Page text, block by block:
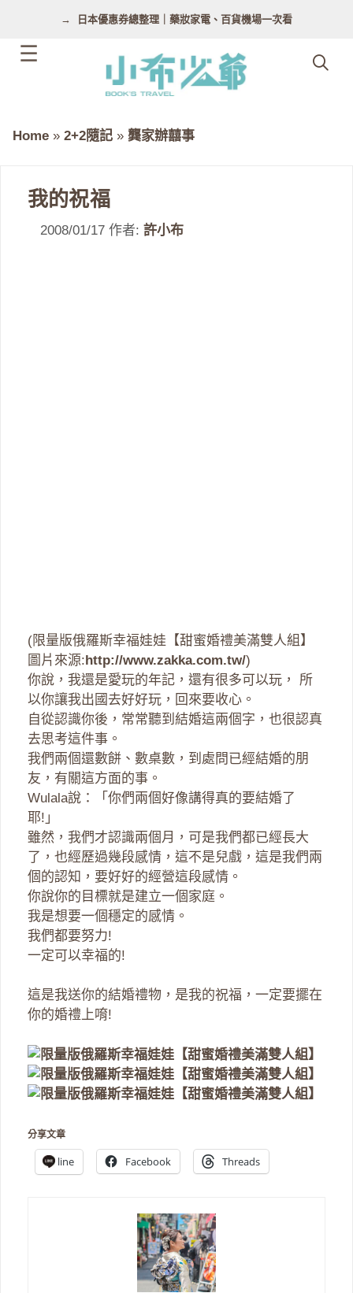
日本優惠券總整理｜藥妝家電、百貨機場一次看
Home » 2+2隨記 » 龔家辦囍事
我的祝福
2008/01/17 作者: 許小布
(限量版俄羅斯幸福娃娃【甜蜜婚禮美滿雙人組】
圖片來源:http://www.zakka.com.tw/)
你說，我還是愛玩的年記，還有很多可以玩， 所
以你讓我出國去好好玩，回來要收心。
自從認識你後，常常聽到結婚這兩個字，也很認真
去思考這件事。
我們兩個還數餅、數桌數，到處問已經結婚的朋
友，有關這方面的事。
Wulala說：「你們兩個好像講得真的要結婚了
耶!」
雖然，我們才認識兩個月，可是我們都已經長大
了，也經歷過幾段感情，這不是兒戲，這是我們兩
個的認知，要好好的經營這段感情。
你說你的目標就是建立一個家庭。
我是想要一個穩定的感情。
我們都要努力!
一定可以幸福的!
這是我送你的結婚禮物，是我的祝福，一定要擺在
你的婚禮上唷!
分享文章
line Facebook Threads